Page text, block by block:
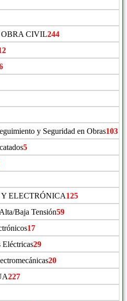
CIVIL244
y Seguridad en Obras103
5
ELECTRÓNICA125
Baja Tensión59
17
Eléctricas29
20
227